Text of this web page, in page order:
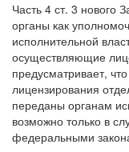
Часть 4 ст. 3 нового
органы как
исполнительной
осуществляющие
предусматривает,
лицензирования
переданы органам
возможно только в
федеральными